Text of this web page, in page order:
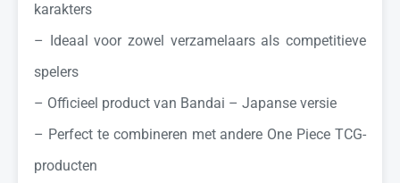
karakters
– Ideaal voor zowel verzamelaars als competitieve
spelers
– Officieel product van Bandai – Japanse versie
– Perfect te combineren met andere One Piece TCG-
producten